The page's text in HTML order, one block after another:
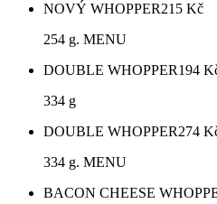
NOVÝ WHOPPER215 Kč
254 g. MENU
DOUBLE WHOPPER194
334 g
DOUBLE WHOPPER274
334 g. MENU
BACON CHEESE